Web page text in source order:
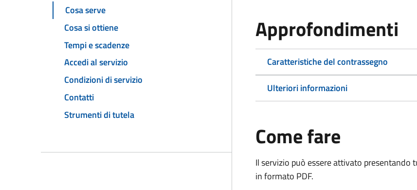
Cosa serve
Cosa si ottiene
Tempi e scadenze
Accedi al servizio
Condizioni di servizio
Contatti
Strumenti di tutela
Approfondimenti
Caratteristiche del contrassegno
Ulteriori informazioni
Come fare
Il servizio può essere attivato
in formato PDF.